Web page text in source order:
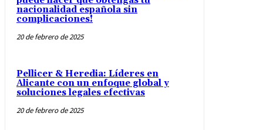
nacionalidad española sin
complicaciones!
20 de febrero de 2025
Pellicer & Heredia: Líderes en
Alicante con un enfoque global y
soluciones legales efectivas
20 de febrero de 2025